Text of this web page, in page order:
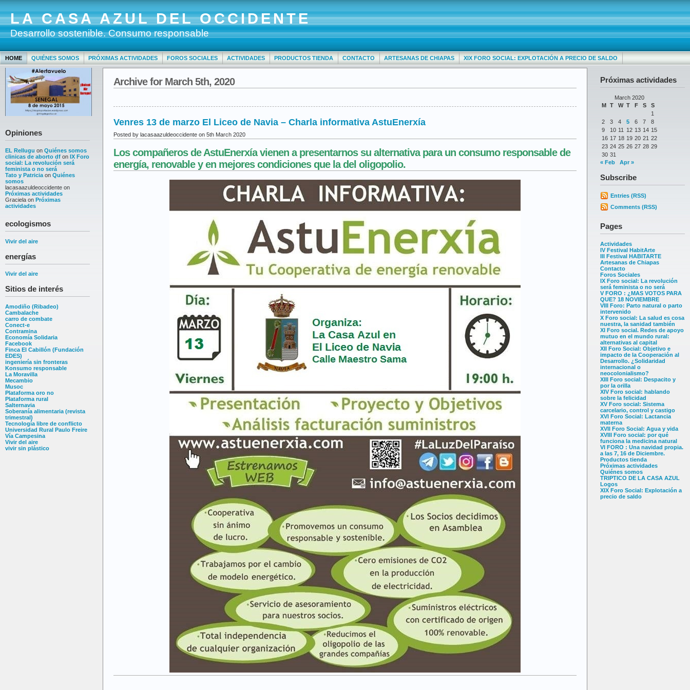
LA CASA AZUL DEL OCCIDENTE
Desarrollo sostenible. Consumo responsable
HOME QUIÉNES SOMOS PRÓXIMAS ACTIVIDADES FOROS SOCIALES ACTIVIDADES PRODUCTOS TIENDA CONTACTO ARTESANAS DE CHIAPAS XIX FORO SOCIAL: EXPLOTACIÓN A PRECIO DE SALDO
Opiniones
EL Rellugu on Quiénes somos
clinicas de aborto df on IX Foro
social: La revolución será
feminista o no será
Tato y Patricia on Quiénes
somos
lacasaazuldeoccidente on
Próximas actividades
Graciela on Próximas
actividades
ecologismos
Vivir del aire
energías
Vivir del aire
Sitios de interés
Amodiño (Ribadeo)
Cambalache
carro de combate
Conect-e
Contramina
Economía Solidaria
Facebook
Finca El Cabillón (Fundación
EDES)
ingeniería sin fronteras
Konsumo responsable
La Moravilla
Mecambio
Musoc
Plataforma oro no
Plataforma rural
Salternavia
Soberanía alimentaria (revista
trimestral)
Tecnología libre de conflicto
Universidad Rural Paulo Freire
Vía Campesina
Vivir del aire
vivir sin plástico
Próximas actividades
March 2020
M T W T F S
S
1
2
3 4 5 6 7
8
9
10 11 12 13 14 15
16 17 18 19 20 21 22
23 24 25 26 27 28 29
30 31
« Feb
Apr »
Subscribe
Entries (RSS)
Comments (RSS)
Pages
Actividades
IV Festival HabitArte
III Festival HABITARTE
Artesanas de Chiapas
Contacto
Foros Sociales
IX Foro social: La revolución
será feminista o no será
V FORO : ¿MAS VOTOS PARA
QUE? 18 NOVIEMBRE
VIII Foro: Parto natural o parto
intervenido
X Foro social: La salud es cosa
nuestra, la sanidad también
XI Foro social. Redes de apoyo
mutuo en el mundo rural:
alternativas al capital
XII Foro Social: Objetivo e
impacto de la Cooperación al
Desarrollo. ¿Solidaridad
internacional o
neocolonialismo?
XIII Foro social: Despacito y
por la orilla
XIV Foro social: hablando
sobre la felicidad
XV Foro social: Sistema
carcelario, control y castigo
XVI Foro Social: Lactancia
materna
XVII Foro Social: Agua y vida
XVIII Foro social: por qué
funciona la medicina natural
VI FORO : Una navidad propia.
a las 7, 16 de Diciembre.
Productos tienda
Próximas actividades
Quiénes somos
TRIPTICO DE LA CASA AZUL
Logos
XIX Foro Social: Explotación a
precio de saldo
Archive for March 5th, 2020
Venres 13 de marzo El Liceo de Navia – Charla informativa AstuEnerxía
Posted by lacasaazuldeoccidente on 5th March 2020
Los compañeros de AstuEnerxía vienen a presentarnos su alternativa para un consumo responsable de
energía, renovable y en mejores condiciones que la del oligopolio.